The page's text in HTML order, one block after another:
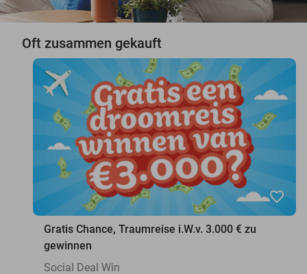
Oft zusammen gekauft
favorite_border
Gratis Chance, Traumreise i.W.v. 3.000 € zu
gewinnen
Social Deal Win